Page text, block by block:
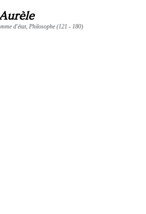
d'état, Philosophe (121 - 180)